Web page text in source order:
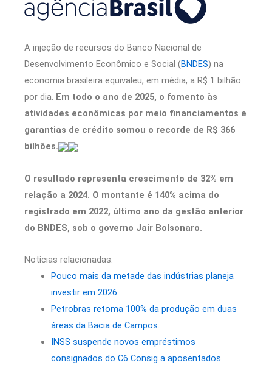
A injeção de recursos do Banco Nacional de
Desenvolvimento Econômico e Social (BNDES) na
economia brasileira equivaleu, em média, a R$ 1 bilhão
por dia. Em todo o ano de 2025, o fomento às
atividades econômicas por meio financiamentos e
garantias de crédito somou o recorde de R$ 366
bilhões.
O resultado representa crescimento de 32% em
relação a 2024. O montante é 140% acima do
registrado em 2022, último ano da gestão anterior
do BNDES, sob o governo Jair Bolsonaro.
Notícias relacionadas:
Pouco mais da metade das indústrias planeja
investir em 2026.
Petrobras retoma 100% da produção em duas
áreas da Bacia de Campos.
INSS suspende novos empréstimos
consignados do C6 Consig a aposentados.